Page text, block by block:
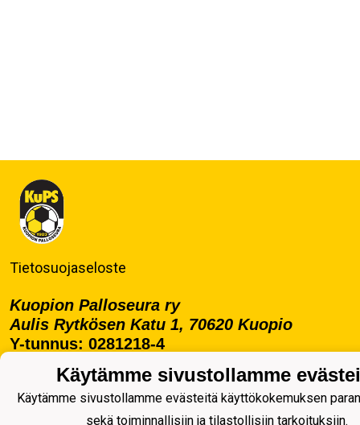
Tietosuojaseloste
Kuopion Palloseura ry
Aulis Rytkösen Katu 1, 70620 Kuopio
Y-tunnus: 0281218-4
KuPS -Elämänmittainen tarina- Banzai
Käytämme sivustollamme
Käytämme sivustollamme evästeitä käyttökokemuksen
sekä toiminnallisiin ja tilastollisiin tarkoituksiin.